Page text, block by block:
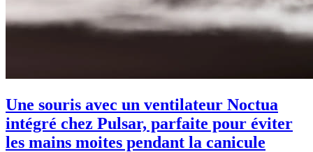
Une souris avec un ventilateur Noctua
intégré chez Pulsar, parfaite pour éviter
les mains moites pendant la canicule